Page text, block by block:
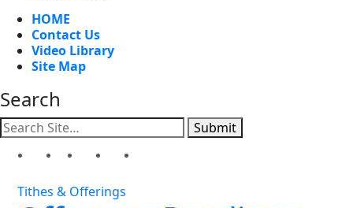
HOME
Contact Us
Video Library
Site Map
Search
Submit
Tithes & Offerings